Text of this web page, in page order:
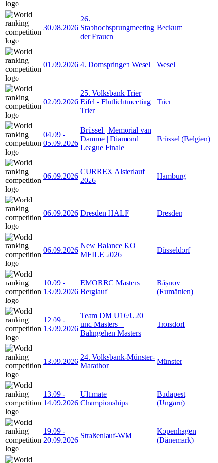
30.08.2026
26.
Stabhochsprungmeeting
der Frauen
Beckum
01.09.2026 4. Domspringen Wesel Wesel
02.09.2026
25. Volksbank Trier
Eifel - Flutlichtmeeting
Trier
Trier
04.09 -
05.09.2026
Brüssel | Memorial van
Damme | Diamond
League Finale
Brüssel (Belgien)
06.09.2026
CURREX Alsterlauf
2026
Hamburg
06.09.2026 Dresden HALF Dresden
06.09.2026
New Balance KÖ
MEILE 2026
Düsseldorf
10.09 -
13.09.2026
EMORRC Masters
Berglauf
Râșnov
(Rumänien)
12.09 -
13.09.2026
Team DM U16/U20
und Masters +
Bahngehen Masters
Troisdorf
13.09.2026
24. Volksbank-Münster-
Marathon
Münster
13.09 -
14.09.2026
Ultimate
Championships
Budapest
(Ungarn)
19.09 -
20.09.2026
Straßenlauf-WM
Kopenhagen
(Dänemark)